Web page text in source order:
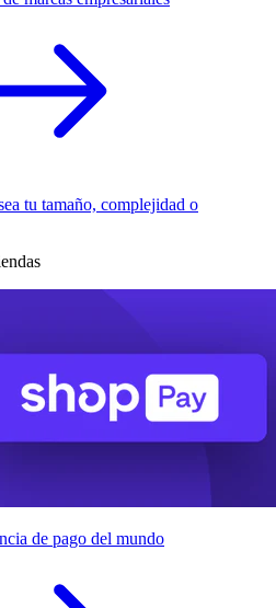
tu tamaño, complejidad o
de pago del mundo